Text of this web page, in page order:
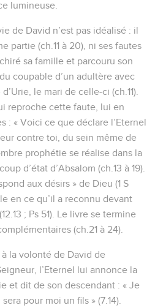
lumineuse.
de David n’est pas idéalisé : il
partie (ch.11 à 20), ni ses fautes
sa famille et parcouru son
coupable d’un adultère avec
le mari de celle-ci (ch.11).
reproche cette faute, lui en
: « Voici ce que déclare l’Eternel
contre toi, du sein même de
prophétie se réalise dans la
d’état d’Absalom (ch.13 à 19).
aux désirs » de Dieu (1 S
en ce qu’il a reconnu devant
; Ps 51). Le livre se termine
(ch.21 à 24).
la volonté de David de
l’Eternel lui annonce la
et dit de son descendant : « Je
pour moi un fils » (7.14).